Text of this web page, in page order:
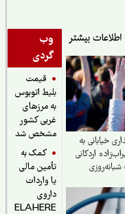
وب
گردی
قیمت
بلیط اتوبوس
به مرزهای
غربی کشور
مشخص شد
کمک به
تأمین مالی
یا واردات
ELAHERE
به